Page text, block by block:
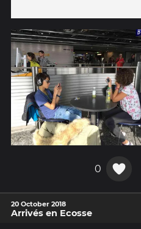
0
20 October 2018
Arrivés en Ecosse